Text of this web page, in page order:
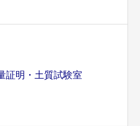
証明・土質試験室